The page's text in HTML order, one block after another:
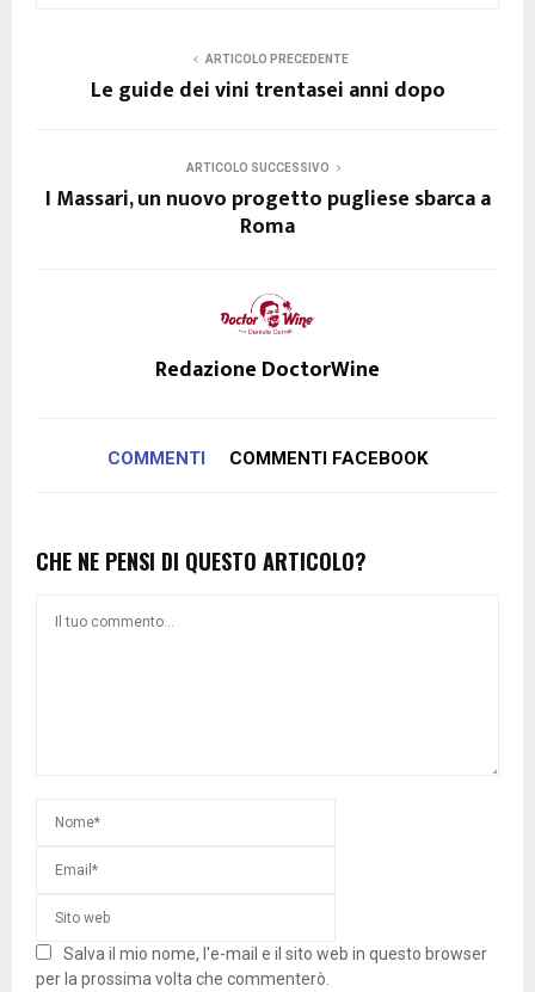
ARTICOLO PRECEDENTE
Le guide dei vini trentasei anni dopo
ARTICOLO SUCCESSIVO
I Massari, un nuovo progetto pugliese sbarca a
Roma
Redazione DoctorWine
COMMENTI COMMENTI FACEBOOK
CHE NE PENSI DI QUESTO ARTICOLO?
Salva il mio nome, l'e-mail e il sito web in questo browser
per la prossima volta che commenterò.